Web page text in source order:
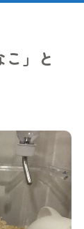
」と